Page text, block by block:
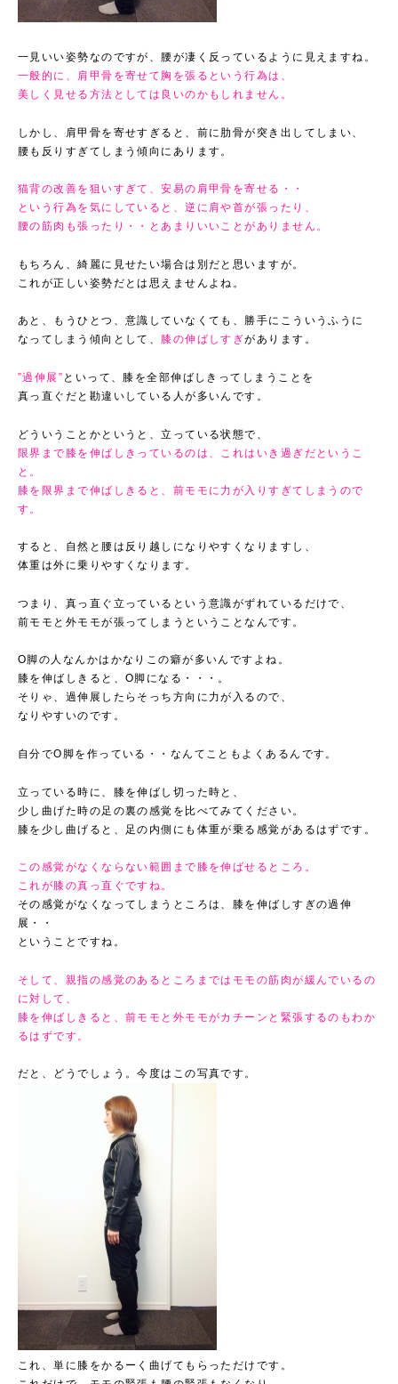
一見いい姿勢なのですが、腰が凄く反っているように見えますね。
一般的に、肩甲骨を寄せて胸を張るという行為は、
美しく見せる方法としては良いのかもしれません。
しかし、肩甲骨を寄せすぎると、前に肋骨が突き出してしまい、
腰も反りすぎてしまう傾向にあります。
猫背の改善を狙いすぎて、安易の肩甲骨を寄せる・・
という行為を気にしていると、逆に肩や首が張ったり、
腰の筋肉も張ったり・・とあまりいいことがありません。
もちろん、綺麗に見せたい場合は別だと思いますが。
これが正しい姿勢だとは思えませんよね。
あと、もうひとつ、意識していなくても、勝手にこういうふうに
なってしまう傾向として、
膝の伸ばしすぎがあります。
”過伸展” といって、膝を全部伸ばしきってしまうことを
真っ直ぐだと勘違いしている人が多いんです。
どういうことかというと、立っている状態で、
限界まで膝を伸ばしきっているのは、これはいき過ぎだというこ
と。
膝を限界まで伸ばしきると、前モモに力が入りすぎてしまうので
す。
すると、自然と腰は反り越しになりやすくなりますし、
体重は外に乗りやすくなります。
つまり、真っ直ぐ立っているという意識がずれているだけで、
前モモと外モモが張ってしまうということなんです。
O脚の人なんかはかなりこの癖が多いんですよね。
膝を伸ばしきると、O脚になる・・・。
そりゃ、過伸展したらそっち方向に力が入るので、
なりやすいのです。
自分でO脚を作っている・・なんてこともよくあるんです。
立っている時に、膝を伸ばし切った時と、
少し曲げた時の足の裏の感覚を比べてみてください。
膝を少し曲げると、足の内側にも体重が乗る感覚があるはずです。
この感覚がなくならない範囲まで膝を伸ばせるところ。
これが膝の真っ直ぐですね。
その感覚がなくなってしまうところは、膝を伸ばしすぎの過伸
展・・
ということですね。
そして、親指の感覚のあるところまではモモの筋肉が緩んでいるの
に対して、
膝を伸ばしきると、前モモと外モモがカチーンと緊張するのもわか
るはずです。
だと、どうでしょう。今度はこの写真です。
これ、単に膝をかるーく曲げてもらっただけです。